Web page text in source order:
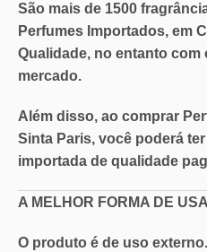
São mais de 1500
Perfumes Importados, em
Qualidade, no entanto com
mercado.
Além disso, ao comprar
Sinta Paris, você poderá
importada de qualidade
A MELHOR FORMA DE
O produto é de uso